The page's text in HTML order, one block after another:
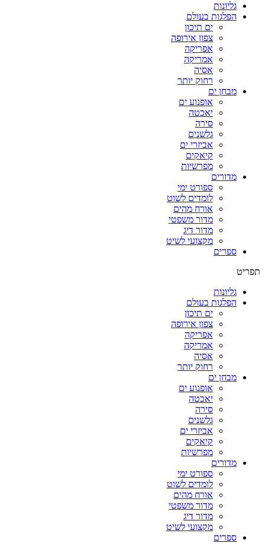
גליונות
הפלגות בעולם
ים תיכון
צפון אירופה
אפריקה
אמריקה
אסיה
רחוק יותר
מבחן ים
אופנוע ים
יאכטה
סירה
גלשנים
אביזרי ים
קיאקים
מפרשיות
מדורים
ספורט ימי
לומדים לשוט
אורח מהים
מדור משפטי
מדור דיג
מקצועי לשיט
ספרים
תפריט
גליונות
הפלגות בעולם
ים תיכון
צפון אירופה
אפריקה
אמריקה
אסיה
רחוק יותר
מבחן ים
אופנוע ים
יאכטה
סירה
גלשנים
אביזרי ים
קיאקים
מפרשיות
מדורים
ספורט ימי
לומדים לשוט
אורח מהים
מדור משפטי
מדור דיג
מקצועי לשיט
ספרים